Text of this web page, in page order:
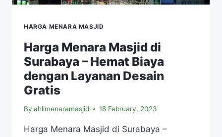
HARGA MENARA MASJID
Harga Menara Masjid di
Surabaya – Hemat Biaya
dengan Layanan Desain
Gratis
By ahlimenaramasjid 18 February, 2023
Harga Menara Masjid di Surabaya –